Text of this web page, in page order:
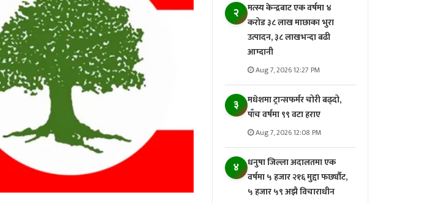
२
मत्स्य केन्द्रबाट एक वर्षमा ४
करोड ३८ लाख माछाका भुरा
उत्पादन, ३८ लाखभन्दा बढी
आम्दानी
Aug 7, 2026 12:27 PM
३
मधेशमा ट्रान्सफर्मर चोरी बढ्दो,
पाँच वर्षमा ९९ वटा हराए
Aug 7, 2026 12:08 PM
४
धनुषा जिल्ला अदालतमा एक
वर्षमा ५ हजार २१६ मुद्दा फर्छ्यौट,
५ हजार ५९ अझै विचाराधीन